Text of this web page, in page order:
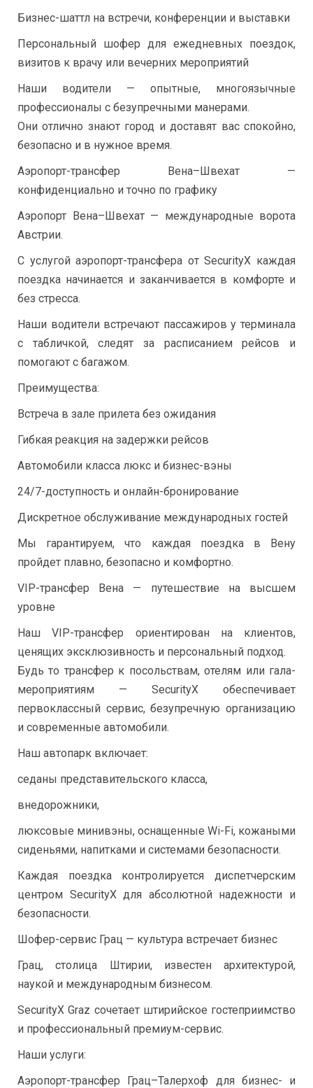
Бизнес-шаттл на встречи, конференции и выставки
Персональный шофер для ежедневных поездок,
визитов к врачу или вечерних мероприятий
Наши водители — опытные, многоязычные
профессионалы с безупречными манерами.
Они отлично знают город и доставят вас спокойно,
безопасно и в нужное время.
Аэропорт-трансфер Вена–Швехат —
конфиденциально и точно по графику
Аэропорт Вена–Швехат — международные ворота
Австрии.
С услугой аэропорт-трансфера от SecurityX каждая
поездка начинается и заканчивается в комфорте и
без стресса.
Наши водители встречают пассажиров у терминала
с табличкой, следят за расписанием рейсов и
помогают с багажом.
Преимущества:
Встреча в зале прилета без ожидания
Гибкая реакция на задержки рейсов
Автомобили класса люкс и бизнес-вэны
24/7-доступность и онлайн-бронирование
Дискретное обслуживание международных гостей
Мы гарантируем, что каждая поездка в Вену
пройдет плавно, безопасно и комфортно.
VIP-трансфер Вена — путешествие на высшем
уровне
Наш VIP-трансфер ориентирован на клиентов,
ценящих эксклюзивность и персональный подход.
Будь то трансфер к посольствам, отелям или гала-
мероприятиям — SecurityX обеспечивает
первоклассный сервис, безупречную организацию
и современные автомобили.
Наш автопарк включает:
седаны представительского класса,
внедорожники,
люксовые минивэны, оснащенные Wi-Fi, кожаными
сиденьями, напитками и системами безопасности.
Каждая поездка контролируется диспетчерским
центром SecurityX для абсолютной надежности и
безопасности.
Шофер-сервис Грац — культура встречает бизнес
Грац, столица Штирии, известен архитектурой,
наукой и международным бизнесом.
SecurityX Graz сочетает штирийское гостеприимство
и профессиональный премиум-сервис.
Наши услуги:
Аэропорт-трансфер Грац–Талерхоф для бизнес- и